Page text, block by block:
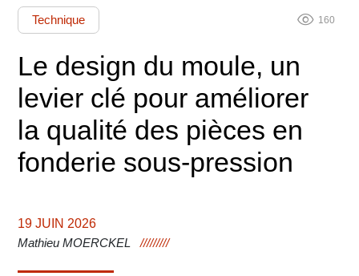
Technique visibility 160
Le design du moule, un
levier clé pour améliorer
la qualité des pièces en
fonderie sous-pression
19 JUIN 2026
Mathieu MOERCKEL